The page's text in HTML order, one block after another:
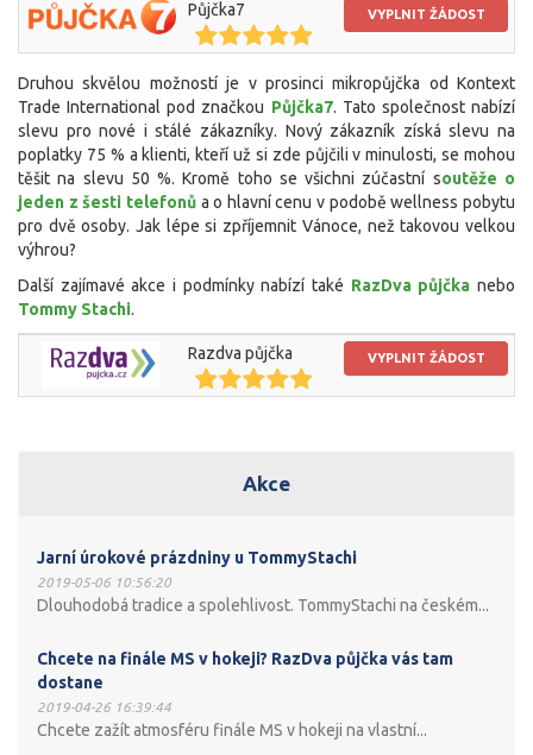
Půjčka7 VYPLNIT ŽÁDOST
Druhou skvělou možností je v prosinci mikropůjčka od Kontext
Trade International pod značkou Půjčka7. Tato společnost nabízí
slevu pro nové i stálé zákazníky. Nový zákazník získá slevu na
poplatky 75 % a klienti, kteří už si zde půjčili v minulosti, se mohou
těšit na slevu 50 %. Kromě toho se všichni zúčastní soutěže o
jeden z šesti telefonůa o hlavní cenu v podobě wellness pobytu
pro dvě osoby. Jak lépe si zpříjemnit Vánoce, než takovou velkou
výhrou?
Další zajímavé akce i podmínky nabízí také RazDva půjčka nebo
Tommy Stachi.
Razdva půjčka VYPLNIT ŽÁDOST
Akce
Jarní úrokové prázdniny u TommyStachi
2019-05-06 10:56:20
Dlouhodobá tradice a spolehlivost. TommyStachi na českém...
Chcete na finále MS v hokeji? RazDva půjčka vás tam
dostane
2019-04-26 16:39:44
Chcete zažít atmosféru finále MS v hokeji na vlastní...